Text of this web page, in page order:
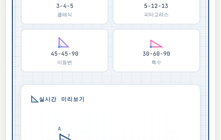
3-4-5
클래식
5-12-13
피타고라스
45-45-90
이등변
30-60-90
특수
실시간 미리보기
A
?